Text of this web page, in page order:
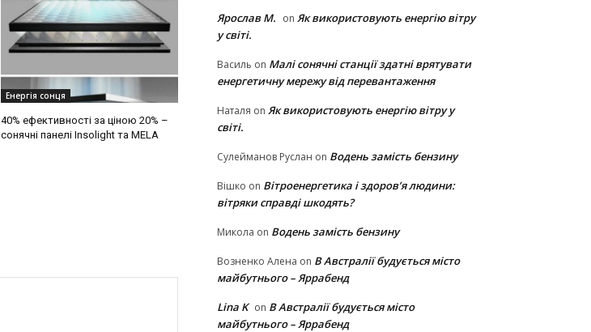
Енергія сонця
40% ефективності за ціною 20% –
сонячні панелі Insolight та MELA
Ярослав М. on Як використовують енергію вітру
у світі.
Василь on Малі сонячні станції здатні врятувати
енергетичну мережу від перевантаження
Наталя on Як використовують енергію вітру у
світі.
Сулейманов Руслан on Водень замість бензину
Вішко on Вітроенергетика і здоров’я людини:
вітряки cправді шкодять?
Микола on Водень замість бензину
Возненко Алена on В Австралії будується місто
майбутнього – Яррабенд
Lina K on В Австралії будується місто
майбутнього – Яррабенд